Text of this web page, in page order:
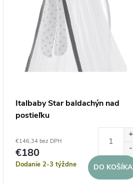
Italbaby Star baldachýn nad
postieľku
€146,34 bez DPH
€180
Dodanie 2-3 týždne DO KOŠÍKA